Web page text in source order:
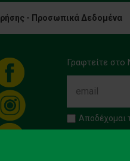
- Προσωπικά Δεδομένα
Γραφτείτε
Αποδέχομαι